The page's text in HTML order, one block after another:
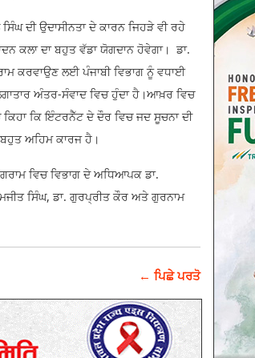
ਦੀ ਉਦਾਸੀਨਤਾ ਦੇ ਕਾਰਨ ਜਿਹੜੇ ਵੀ ਰਹੇ
ਕਲਾ ਦਾ ਬਹੁਤ ਵੱਡਾ ਯੋਗਦਾਨ ਹੋਵੇਗਾ। ਡਾ.
ਕਰਵਾਉਣ ਲਈ ਪੰਜਾਬੀ ਵਿਭਾਗ ਨੂੰ ਵਧਾਈ
ਅੰਤਰ-ਸੰਵਾਦ ਵਿਚ ਹੁੰਦਾ ਹੈ।ਆਖ਼ਰ ਵਿਚ
ਕਿ ਇੰਟਰਨੈੱਟ ਦੇ ਦੌਰ ਵਿਚ ਜਦ ਸੂਚਨਾ ਦੀ
ਅਹਿਮ ਕਾਰਜ ਹੈ।
ਵਿਚ ਵਿਭਾਗ ਦੇ ਅਧਿਆਪਕ ਡਾ.
ਸਿੰਘ, ਡਾ. ਗੁਰਪ੍ਰੀਤ ਕੌਰ ਅਤੇ ਗੁਰਨਾਮ
← ਪਿਛੇ ਪਰਤੋ